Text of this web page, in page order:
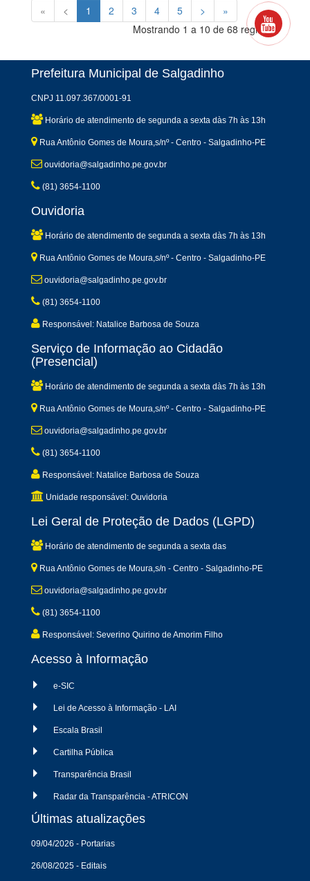
« < 1 2 3 4 5 >
»
Mostrando 1 a 10 de 68 registros
Prefeitura Municipal de Salgadinho
CNPJ 11.097.367/0001-91
Horário de atendimento de segunda a sexta dàs 7h às 13h
Rua Antônio Gomes de Moura,s/nº - Centro - Salgadinho-PE
ouvidoria@salgadinho.pe.gov.br
(81) 3654-1100
Ouvidoria
Horário de atendimento de segunda a sexta dàs 7h às 13h
Rua Antônio Gomes de Moura,s/nº - Centro - Salgadinho-PE
ouvidoria@salgadinho.pe.gov.br
(81) 3654-1100
Responsável: Natalice Barbosa de Souza
Serviço de Informação ao Cidadão
(Presencial)
Horário de atendimento de segunda a sexta dàs 7h às 13h
Rua Antônio Gomes de Moura,s/nº - Centro - Salgadinho-PE
ouvidoria@salgadinho.pe.gov.br
(81) 3654-1100
Responsável: Natalice Barbosa de Souza
Unidade responsável: Ouvidoria
Lei Geral de Proteção de Dados (LGPD)
Horário de atendimento de segunda a sexta das
Rua Antônio Gomes de Moura,s/n - Centro - Salgadinho-PE
ouvidoria@salgadinho.pe.gov.br
(81) 3654-1100
Responsável: Severino Quirino de Amorim Filho
Acesso à Informação
e-SIC
Lei de Acesso à Informação - LAI
Escala Brasil
Cartilha Pública
Transparência Brasil
Radar da Transparência - ATRICON
Últimas atualizações
09/04/2026 - Portarias
26/08/2025 - Editais